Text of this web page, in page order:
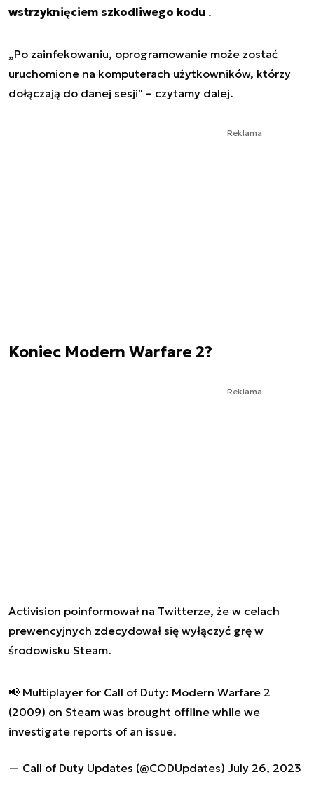
wstrzyknięciem szkodliwego kodu .
„Po zainfekowaniu, oprogramowanie może zostać
uruchomione na komputerach użytkowników, którzy
dołączają do danej sesji" – czytamy dalej.
Reklama
Koniec Modern Warfare 2?
Reklama
Activision poinformował na Twitterze, że w celach
prewencyjnych zdecydował się wyłączyć grę w
środowisku Steam.
📢 Multiplayer for Call of Duty: Modern Warfare 2
(2009) on Steam was brought offline while we
investigate reports of an issue.
— Call of Duty Updates (@CODUpdates) July 26, 2023